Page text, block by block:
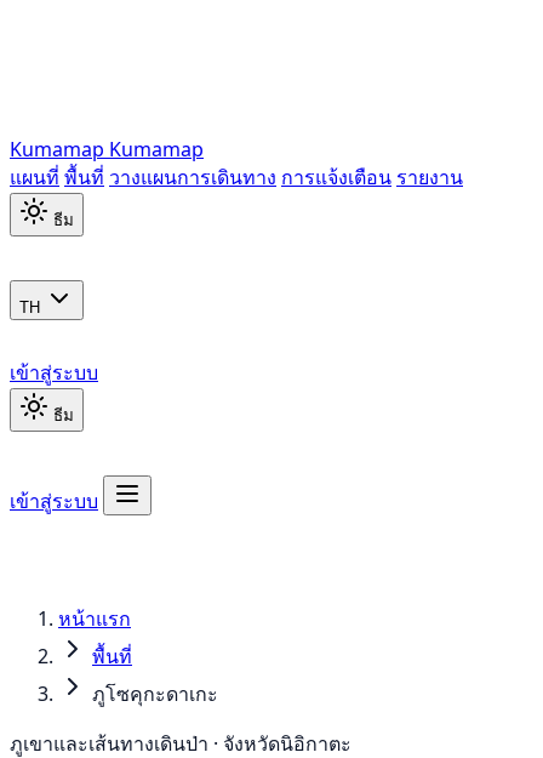
Kumamap Kumamap
แผนที่ พื้นที่ วางแผนการเดินทาง การแจ้งเตือน รายงาน
ธีม
TH
เข้าสู่ระบบ
ธีม
เข้าสู่ระบบ
หน้าแรก
พื้นที่
ภูโซคุกะดาเกะ
ภูเขาและเส้นทางเดินป่า · จังหวัดนิอิกาตะ